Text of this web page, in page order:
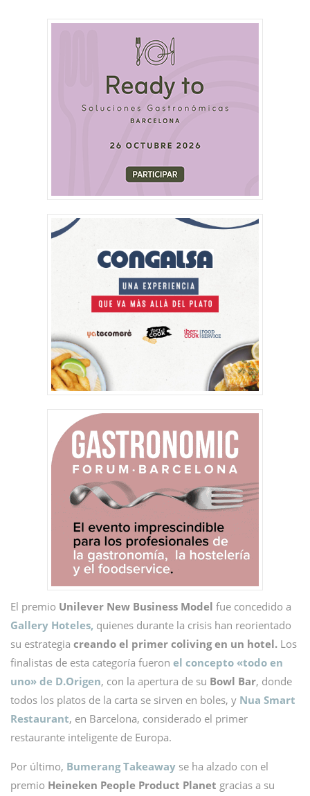
El premio Unilever New Business Model fue concedido a
Gallery Hoteles, quienes durante la crisis han reorientado
su estrategia creando el primer coliving en un hotel. Los
finalistas de esta categoría fueron el concepto «todo en
uno» de D.Origen, con la apertura de su Bowl Bar, donde
todos los platos de la carta se sirven en boles, y Nua Smart
Restaurant, en Barcelona, considerado el primer
restaurante inteligente de Europa.
Por último, Bumerang Takeaway se ha alzado con el
premio Heineken People Product Planet gracias a su